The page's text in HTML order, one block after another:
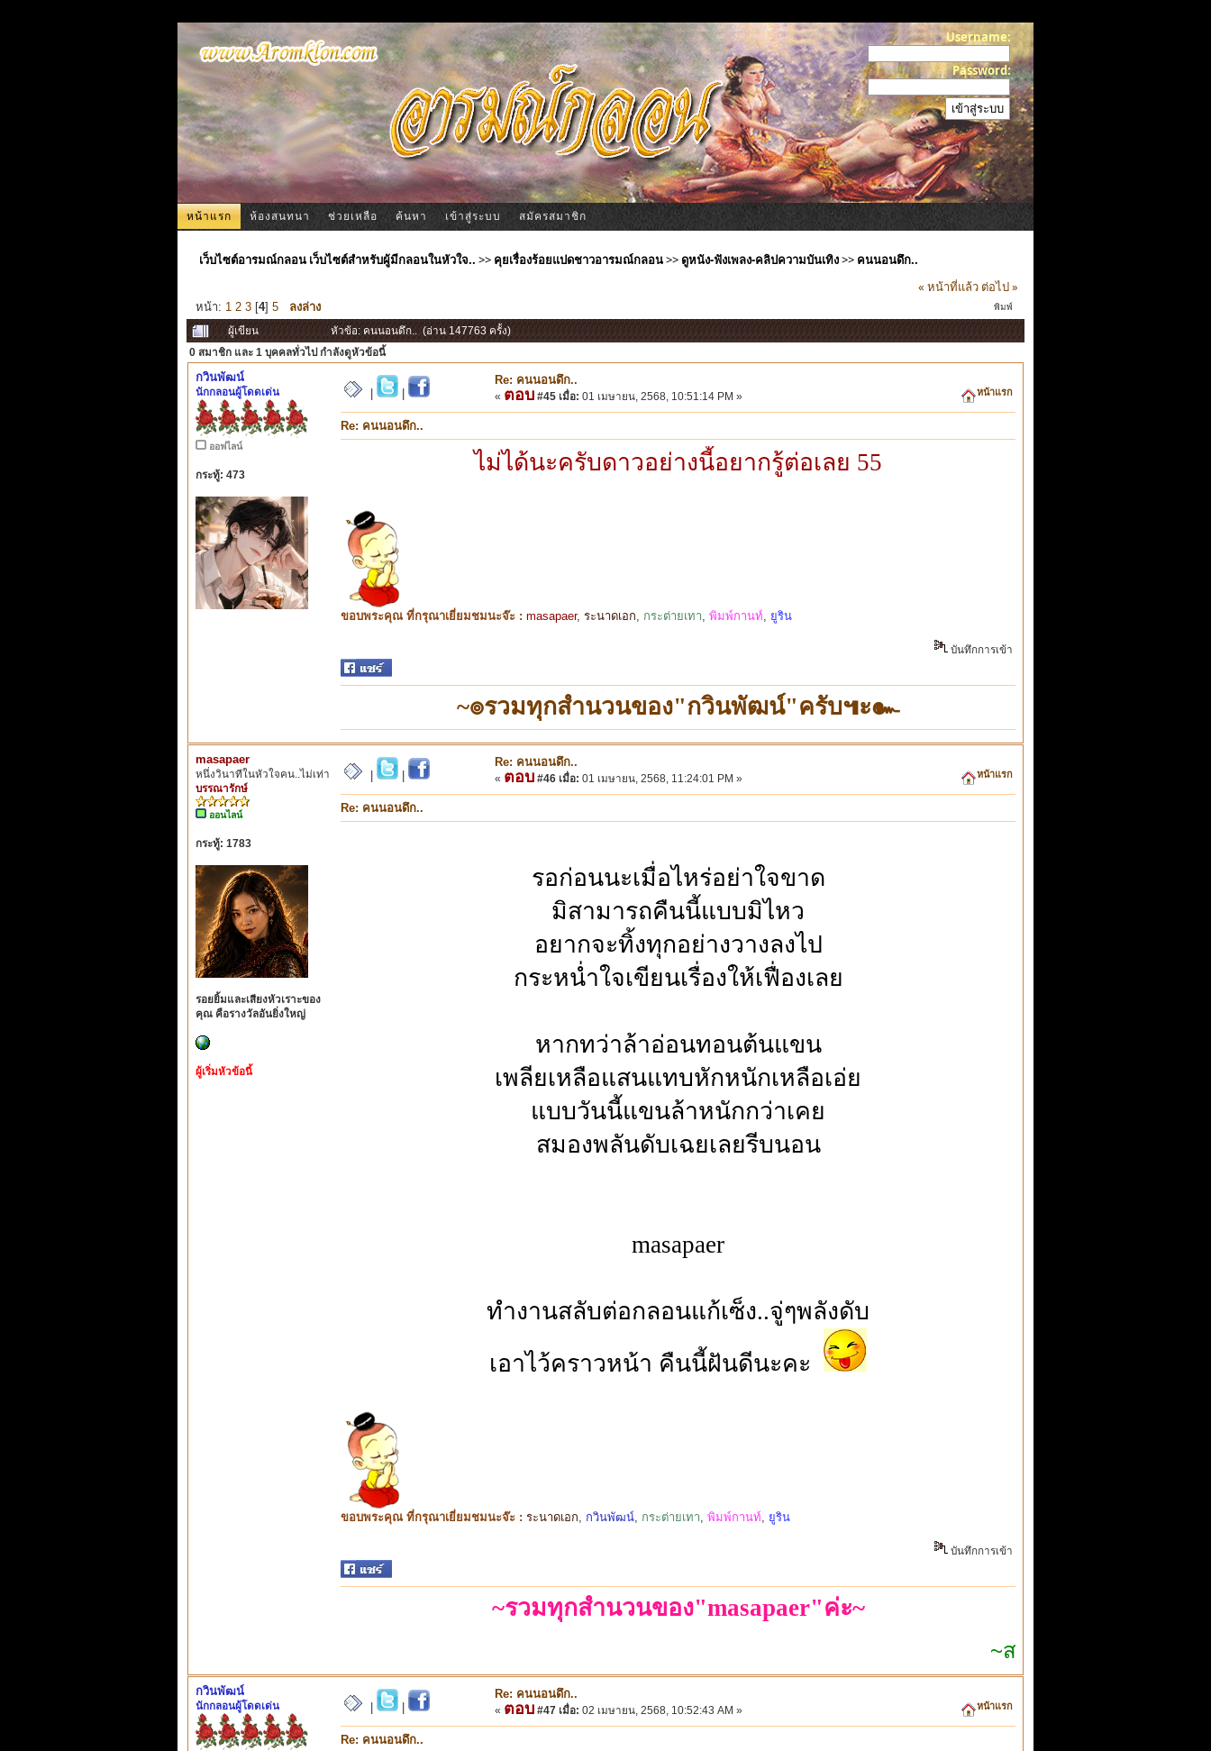
Username:
Password:
หน้าแรก ห้องสนทนา ช่วยเหลือ ค้นหา เข้าสู่ระบบ สมัครสมาชิก
เว็บไซต์อารมณ์กลอน เว็บไซต์สำหรับผู้มีกลอนในหัวใจ.. >> คุยเรื่องร้อยแปดชาวอารมณ์กลอน>> ดูหนัง-ฟังเพลง-คลิปความบันเทิง>> คนนอนดึก..
หน้า: 1 2 3 [4] 5 ลงล่าง
« หน้าที่แล้ว ต่อไป »
พิมพ์
ผู้เขียน
หัวข้อ: คนนอนดึก.. (อ่าน 147763 ครั้ง)
0 สมาชิก และ 1 บุคคลทั่วไป กำลังดูหัวข้อนี้
กวินพัฒน์
นักกลอนผู้โดดเด่น
ออฟไลน์
กระทู้: 473
Re: คนนอนดึก..
« ตอบ #45 เมื่อ: 01 เมษายน, 2568, 10:51:14 PM » หน้าแรก
Re: คนนอนดึก..
ไม่ได้นะครับดาวอย่างนี้อยากรู้ต่อเลย 55
ขอบพระคุณ ที่กรุณาเยี่ยมชมนะจ๊ะ : masapaer, ระนาดเอก กระต่ายเทา พิมพ์กานท์ ยูริน
บันทึกการเข้า
~๏รวมทุกสำนวนของ"กวินพัฒน์"ครับ๚ะ๛
masapaer
หนึ่งวินาทีในหัวใจคน..ไม่เท่า
บรรณารักษ์
ออนไลน์
กระทู้: 1783
รอยยิ้มและเสียงหัวเราะของ
คุณ คือรางวัลอันยิ่งใหญ่
ผู้เริ่มหัวข้อนี้
Re: คนนอนดึก..
« ตอบ #46 เมื่อ: 01 เมษายน, 2568, 11:24:01 PM » หน้าแรก
Re: คนนอนดึก..
รอก่อนนะเมื่อไหร่อย่าใจขาด
มิสามารถคืนนี้แบบมิไหว
อยากจะทิ้งทุกอย่างวางลงไป
กระหน่ำใจเขียนเรื่องให้เฟื่องเลย
หากทว่าล้าอ่อนทอนต้นแขน
เพลียเหลือแสนแทบหักหนักเหลือเอ่ย
แบบวันนี้แขนล้าหนักกว่าเคย
สมองพลันดับเฉยเลยรีบนอน
masapaer
ทำงานสลับต่อกลอนแก้เซ็ง..จู่ๆพลังดับ
เอาไว้คราวหน้า คืนนี้ฝันดีนะคะ
ขอบพระคุณ ที่กรุณาเยี่ยมชมนะจ๊ะ : ระนาดเอก กวินพัฒน์ กระต่ายเทา พิมพ์กานท์ ยูริน
บันทึกการเข้า
~รวมทุกสำนวนของ"masapaer"ค่ะ~
~สติตัวเดียวก็เอาอยู่~
กวินพัฒน์
นักกลอนผู้โดดเด่น
Re: คนนอนดึก..
« ตอบ #47 เมื่อ: 02 เมษายน, 2568, 10:52:43 AM » หน้าแรก
Re: คนนอนดึก..